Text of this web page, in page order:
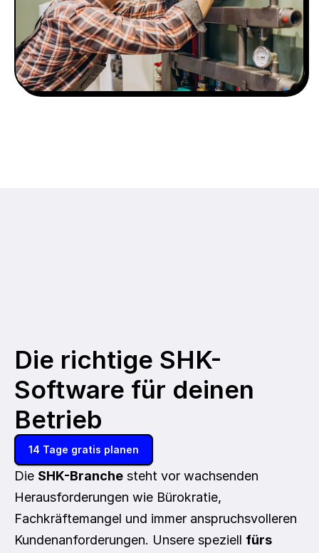
Die richtige SHK-
Software für deinen
Betrieb
14 Tage gratis planen
Die SHK-Branche steht vor wachsenden
Herausforderungen wie Bürokratie,
Fachkräftemangel und immer anspruchsvolleren
Kundenanforderungen. Unsere speziell fürs